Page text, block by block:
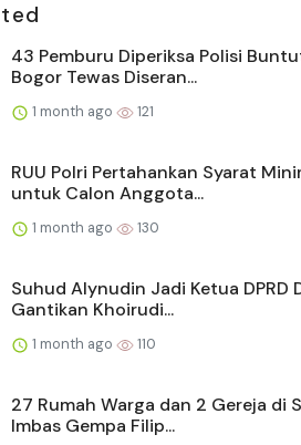
43 Pemburu Diperiksa Polisi
Bogor Tewas Diseran...
1 month ago 121
RUU Polri Pertahankan Syarat
untuk Calon Anggota...
1 month ago 130
Suhud Alynudin Jadi Ketua DPRD
Gantikan Khoirudi...
1 month ago 110
27 Rumah Warga dan 2 Gereja di
Imbas Gempa Filip...